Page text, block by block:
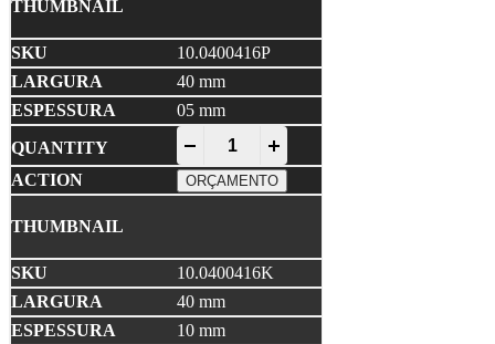
10.0400416P
40 mm
05 mm
EPDM Compacto quantity
ORÇAMENTO
10.0400416K
40 mm
10 mm